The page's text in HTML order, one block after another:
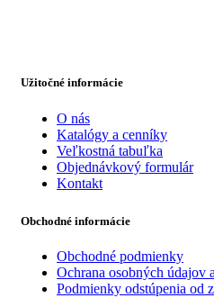
Užitočné informácie
O nás
Katalógy a cenníky
Veľkostná tabuľka
Objednávkový formulár
Kontakt
Obchodné informácie
Obchodné podmienky
Ochrana osobných údajov
Podmienky odstúpenia od